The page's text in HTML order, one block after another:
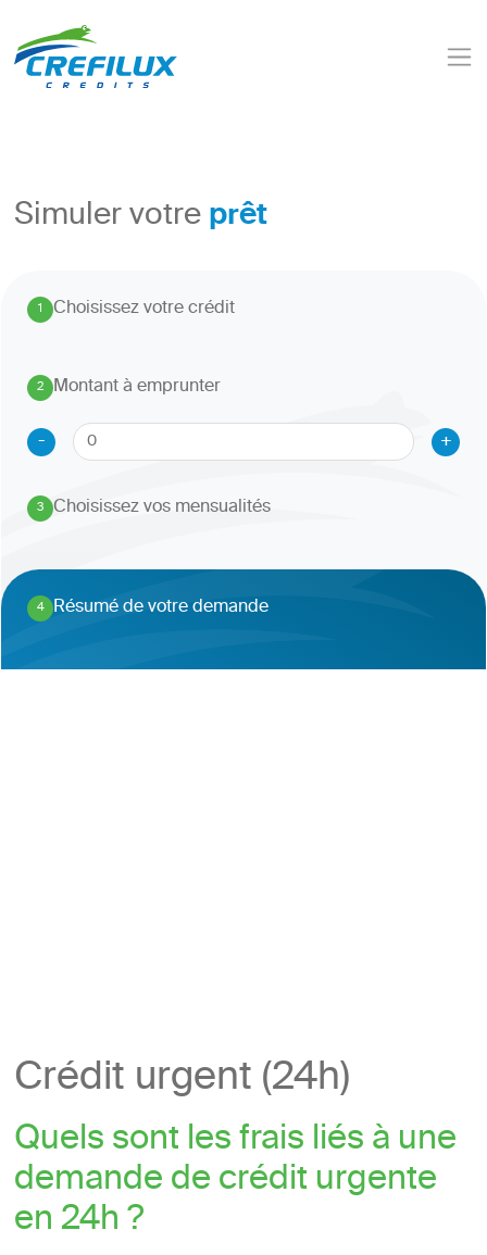
Simuler votreprêt
1. Choisissez votre crédit
2
.
Montant à emprunter
-
+
3
. Choisissez vos mensualités
4
. Résumé de votre demande
Crédit urgent (24h)
Quels sont les frais liés à une
demande de crédit urgente
en 24h ?